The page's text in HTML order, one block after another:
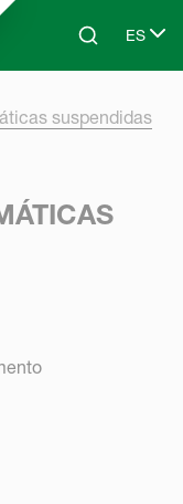
contentSearchES
Select
suspendidas